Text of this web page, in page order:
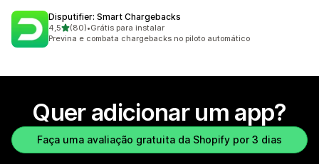
Disputifier: Smart Chargebacks
4,5de 5 estrelas
(80)
80 avaliações ao todo
•Grátis para instalar
Previna e combata chargebacks no piloto automático
Quer adicionar um app?
Faça uma avaliação gratuita da Shopify por 3 dias